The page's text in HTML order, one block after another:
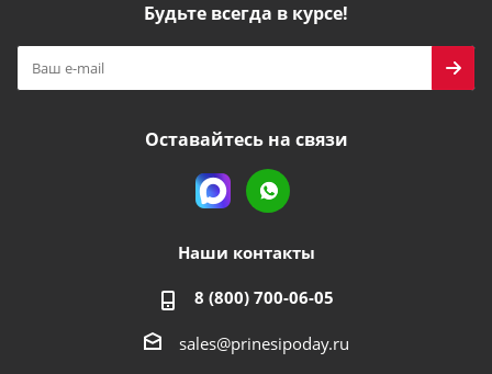
Будьте всегда в курсе!
Оставайтесь на связи
Наши контакты
8 (800) 700-06-05
sales@prinesipoday.ru